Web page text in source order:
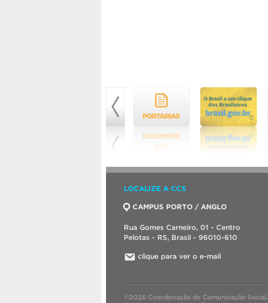
LOCALIZE A CCS
CAMPUS PORTO / ANGLO
Rua Gomes Carneiro, 01 - Centro
Pelotas - RS, Brasil - 96010-610
clique para ver o e-mail
©2026 Coordenação de Comunicação Social.